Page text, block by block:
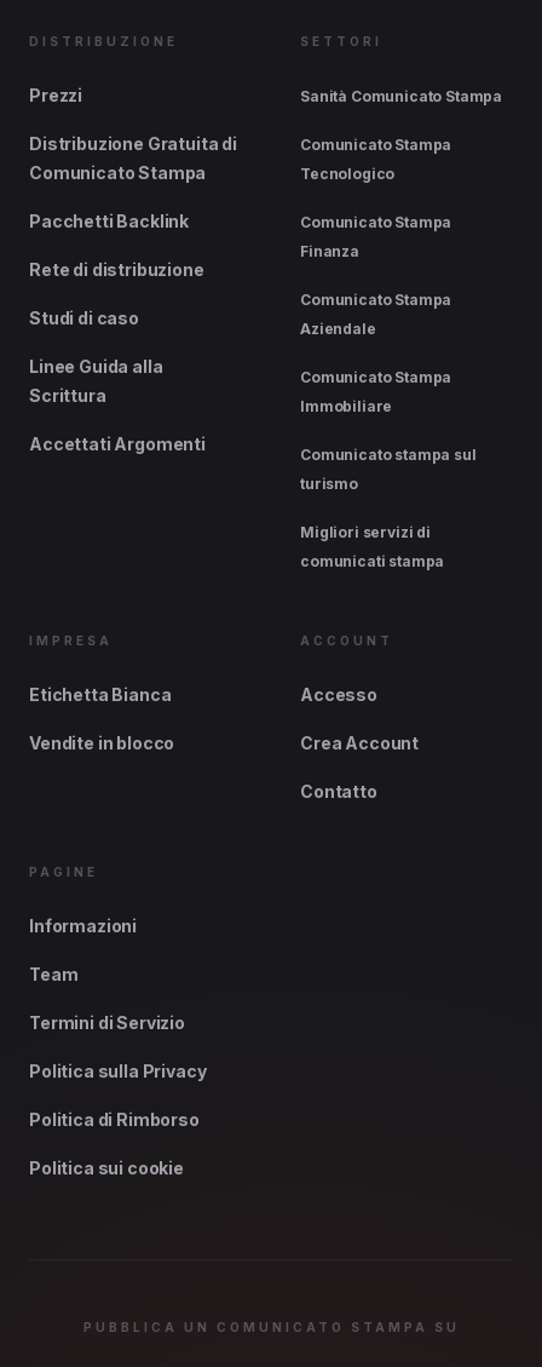
DISTRIBUZIONE
Prezzi
Distribuzione Gratuita di
Comunicato Stampa
Pacchetti Backlink
Rete di distribuzione
Studi di caso
Linee Guida alla
Scrittura
Accettati Argomenti
SETTORI
Sanità Comunicato Stampa
Comunicato Stampa
Tecnologico
Comunicato Stampa
Finanza
Comunicato Stampa
Aziendale
Comunicato Stampa
Immobiliare
Comunicato stampa sul
turismo
Migliori servizi di
comunicati stampa
IMPRESA
Etichetta Bianca
Vendite in blocco
ACCOUNT
Accesso
Crea Account
Contatto
PAGINE
Informazioni
Team
Termini di Servizio
Politica sulla Privacy
Politica di Rimborso
Politica sui cookie
PUBBLICA UN COMUNICATO STAMPA SU